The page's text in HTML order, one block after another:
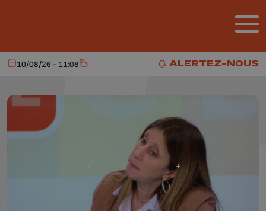
ALERTEZ-NOUS
ALERTEZ-NOUS
Aujourd'hui
10/08/26 - 11:08 Météo